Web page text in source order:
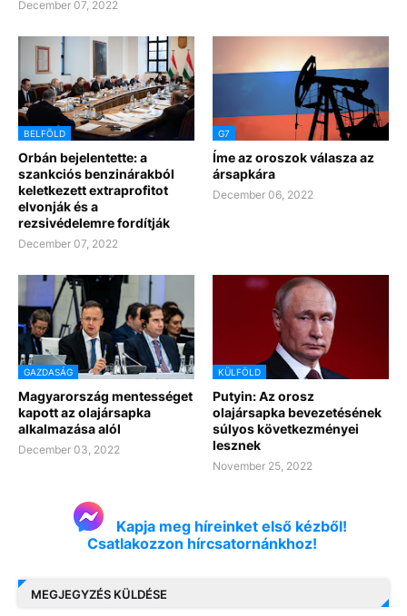
December 07, 2022
BELFÖLD
Orbán bejelentette: a
szankciós benzinárakból
keletkezett extraprofitot
elvonják és a
rezsivédelemre fordítják
December 07, 2022
G7
Íme az oroszok válasza az
ársapkára
December 06, 2022
GAZDASÁG
Magyarország mentességet
kapott az olajársapka
alkalmazása alól
December 03, 2022
KÜLFÖLD
Putyin: Az orosz
olajársapka bevezetésének
súlyos következményei
lesznek
November 25, 2022
Kapja meg híreinket első kézből!
Csatlakozzon hírcsatornánkhoz!
MEGJEGYZÉS KÜLDÉSE